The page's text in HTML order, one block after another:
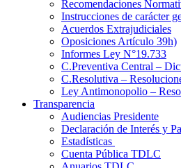
Recomendaciones
Instrucciones de carácter
Acuerdos Extrajudiciales
Oposiciones Artículo 39h)
Informes Ley N°19.733
C.Preventiva Central –
C.Resolutiva –
Ley Antimonopolio –
Transparencia
Audiencias Presidente
Declaración de Interés y
Estadísticas
Cuenta Pública TDLC